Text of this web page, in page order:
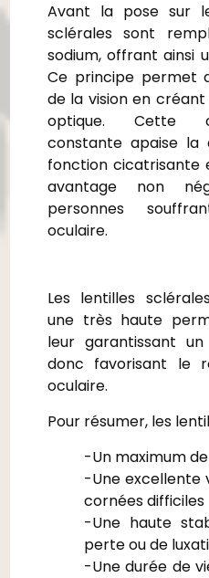
Avant la pose sur
sclérales sont
sodium, offrant ainsi
Ce principe permet
de la vision en
optique. Cette
constante apaise
fonction cicatrisante
avantage non
personnes
oculaire.
Les lentilles
une très haute
leur garantissant
donc favorisant le
oculaire.
Pour résumer, les
-Un maximum
-Une excellente
cornées difficiles
-Une haute
perte ou de
-Une durée de